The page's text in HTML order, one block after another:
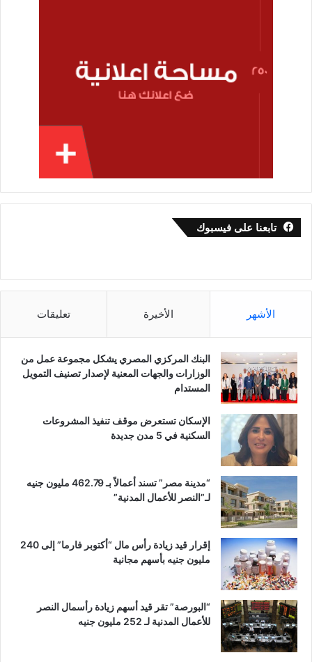
تابعنا على فيسبوك
الأشهر الأخيرة تعليقات
البنك المركزي المصري يشكل مجموعة عمل من
الوزارات والجهات المعنية لإصدار تصنيف التمويل
المستدام
الإسكان تستعرض موقف تنفيذ المشروعات
السكنية في 5 مدن جديدة
“مدينة مصر” تسند أعمالاً بـ 462.79 مليون جنيه
لـ”النصر للأعمال المدنية”
إقرار قيد زيادة رأس مال “أكتوبر فارما” إلى 240
مليون جنيه بأسهم مجانية
“البورصة” تقر قيد أسهم زيادة رأسمال النصر
للأعمال المدنية لـ 252 مليون جنيه